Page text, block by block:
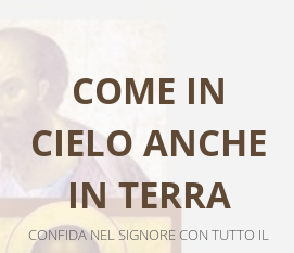
COME IN
CIELO ANCHE
IN TERRA
CONFIDA NEL SIGNORE CON TUTTO IL